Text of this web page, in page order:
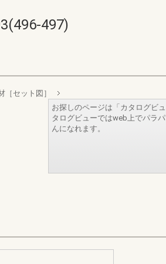
497)
［セット図］
お探しのページは「カタログビ
タログビューではweb上でパラ
んになれます。